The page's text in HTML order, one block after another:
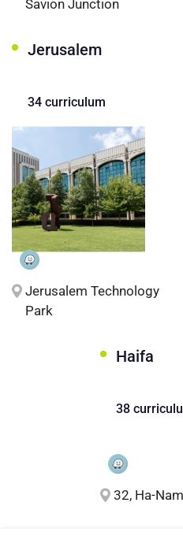
Savion Junction
Jerusalem
34 curriculum
Jerusalem Technology
Park
Haifa
38
32, Ha-